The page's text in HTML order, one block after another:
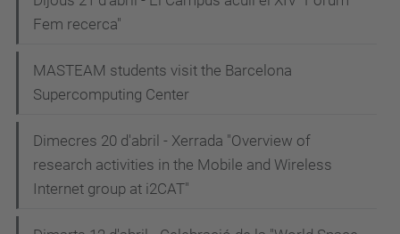
Fem recerca"
MASTEAM students visit the Barcelona
Supercomputing Center
Dimecres 20 d'abril - Xerrada "Overview of
research activities in the Mobile and Wireless
Internet group at i2CAT"